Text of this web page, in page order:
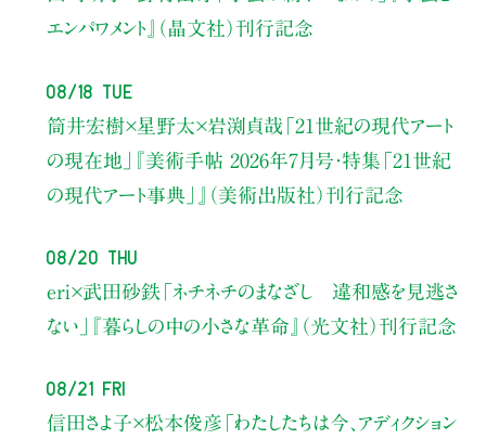
エンパワメント』（晶文社）刊行記念
08/18 Tue
筒井宏樹×星野太×岩渕貞哉 「21世紀の現代アート
の現在地」
『美術手帖 2026年7月号・特集「21世紀
の現代アート事典」』（美術出版社）刊行記念
08/20 Thu
eri×武田砂鉄「ネチネチのまなざし 違和感を見逃さ
ない」
『暮らしの中の小さな革命』（光文社）刊行記念
08/21 Fri
信田さよ子×松本俊彦 「わたしたちは今、アディクション